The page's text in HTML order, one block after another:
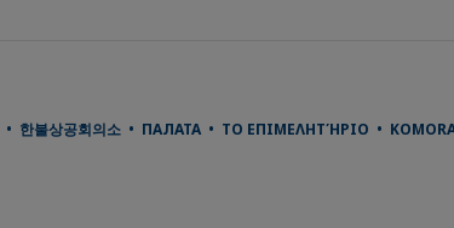
상공회의소 • ПАЛАТА • ΤΟ ΕΠΙΜΕΛΗΤΉΡΙΟ • KOMORA